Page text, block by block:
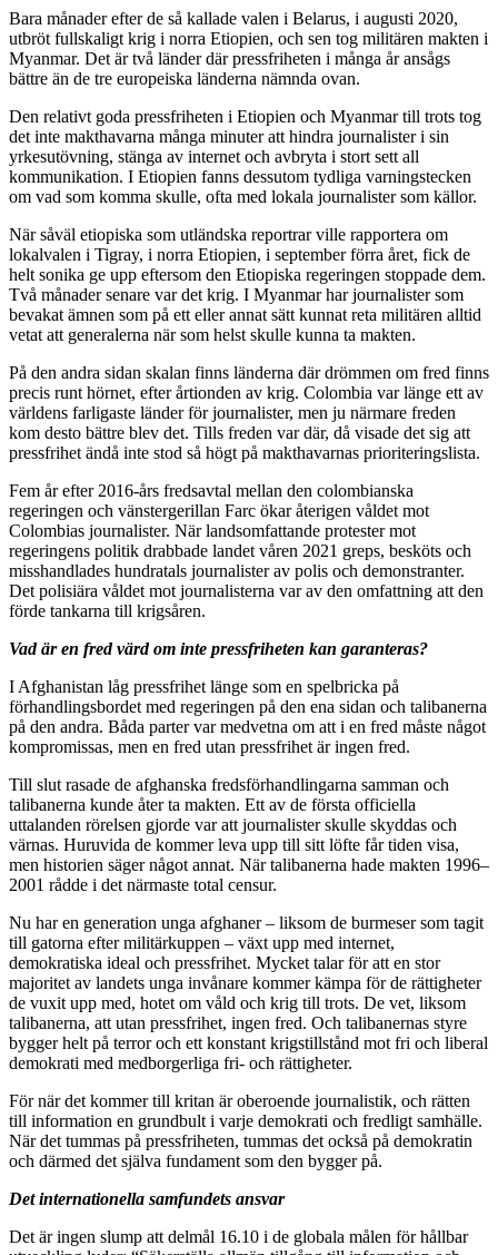
Bara månader efter de så kallade valen i Belarus, i augusti 2020,
utbröt fullskaligt krig i norra Etiopien, och sen tog militären makten i
Myanmar. Det är två länder där pressfriheten i många år ansågs
bättre än de tre europeiska länderna nämnda ovan.
Den relativt goda pressfriheten i Etiopien och Myanmar till trots tog
det inte makthavarna många minuter att hindra journalister i sin
yrkesutövning, stänga av internet och avbryta i stort sett all
kommunikation. I Etiopien fanns dessutom tydliga varningstecken
om vad som komma skulle, ofta med lokala journalister som källor.
När såväl etiopiska som utländska reportrar ville rapportera om
lokalvalen i Tigray, i norra Etiopien, i september förra året, fick de
helt sonika ge upp eftersom den Etiopiska regeringen stoppade dem.
Två månader senare var det krig. I Myanmar har journalister som
bevakat ämnen som på ett eller annat sätt kunnat reta militären alltid
vetat att generalerna när som helst skulle kunna ta makten.
På den andra sidan skalan finns länderna där drömmen om fred finns
precis runt hörnet, efter årtionden av krig. Colombia var länge ett av
världens farligaste länder för journalister, men ju närmare freden
kom desto bättre blev det. Tills freden var där, då visade det sig att
pressfrihet ändå inte stod så högt på makthavarnas prioriteringslista.
Fem år efter 2016-års fredsavtal mellan den colombianska
regeringen och vänstergerillan Farc ökar återigen våldet mot
Colombias journalister. När landsomfattande protester mot
regeringens politik drabbade landet våren 2021 greps, besköts och
misshandlades hundratals journalister av polis och demonstranter.
Det polisiära våldet mot journalisterna var av den omfattning att den
förde tankarna till krigsåren.
Vad är en fred värd om inte pressfriheten kan garanteras?
I Afghanistan låg pressfrihet länge som en spelbricka på
förhandlingsbordet med regeringen på den ena sidan och talibanerna
på den andra. Båda parter var medvetna om att i en fred måste något
kompromissas, men en fred utan pressfrihet är ingen fred.
Till slut rasade de afghanska fredsförhandlingarna samman och
talibanerna kunde åter ta makten. Ett av de första officiella
uttalanden rörelsen gjorde var att journalister skulle skyddas och
värnas. Huruvida de kommer leva upp till sitt löfte får tiden visa,
men historien säger något annat. När talibanerna hade makten 1996–
2001 rådde i det närmaste total censur.
Nu har en generation unga afghaner – liksom de burmeser som tagit
till gatorna efter militärkuppen – växt upp med internet,
demokratiska ideal och pressfrihet. Mycket talar för att en stor
majoritet av landets unga invånare kommer kämpa för de rättigheter
de vuxit upp med, hotet om våld och krig till trots. De vet, liksom
talibanerna, att utan pressfrihet, ingen fred. Och talibanernas styre
bygger helt på terror och ett konstant krigstillstånd mot fri och liberal
demokrati med medborgerliga fri- och rättigheter.
För när det kommer till kritan är oberoende journalistik, och rätten
till information en grundbult i varje demokrati och fredligt samhälle.
När det tummas på pressfriheten, tummas det också på demokratin
och därmed det själva fundament som den bygger på.
Det internationella samfundets ansvar
Det är ingen slump att delmål 16.10 i de globala målen för hållbar